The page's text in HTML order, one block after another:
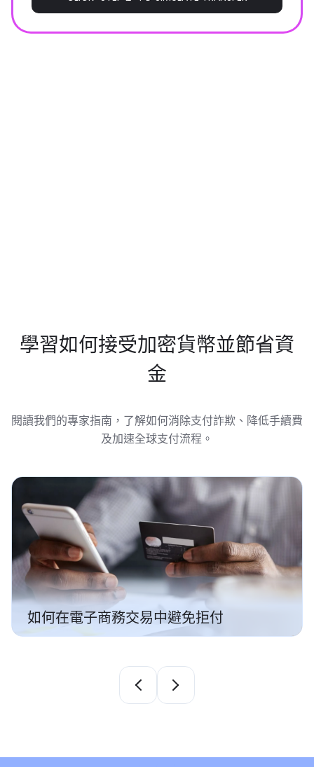
學習如何接受加密貨幣並節省資
金
閱讀我們的專家指南，了解如何消除支付詐欺、降低手續費
及加速全球支付流程。
如何永久修復您電子商務網站上的支付
誤